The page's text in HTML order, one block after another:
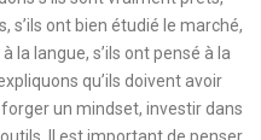
s’ils ont bien étudié le marché,
la langue, s’ils ont pensé à la
qu’ils doivent avoir
un mindset, investir dans